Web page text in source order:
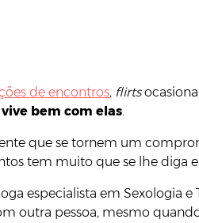
de encontros, flirts
bem com elas.
que se tornem um
tem muito que se lhe diga
especialista em Sexologia
outra pessoa, mesmo